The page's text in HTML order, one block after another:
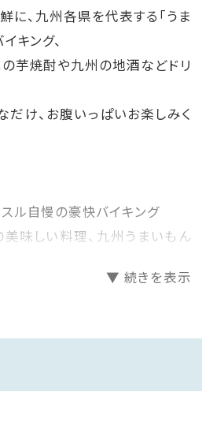
、九州各県を代表する「うま
キング、
芋焼酎や九州の地酒などドリ
け、お腹いっぱいお楽しみく
ル自慢の豪快バイキング
味しい料理、九州うまいもん
、鹿児島の郷土料理に鹿児島名
ゃぶは、ニ種の部位を食べ比
▼ 続きを表示